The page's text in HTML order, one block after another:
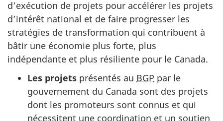
g
u
e
d’exécution de projets pour accélérer les projets
d’intérêt national et de faire progresser les
stratégies de transformation qui contribuent à
bâtir une économie plus forte, plus
indépendante et plus résiliente pour le Canada.
Les projets présentés au BGP par le
gouvernement du Canada sont des projets
dont les promoteurs sont connus et qui
nécessitent une coordination et un soutien